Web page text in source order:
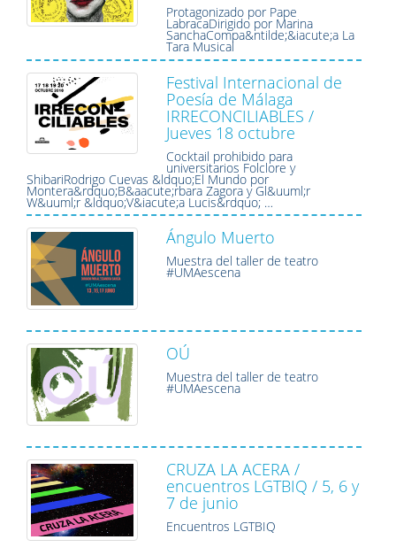
Protagonizado por Pape
LabracaDirigido por Marina
SanchaCompa&ntilde;&iacute;a La
Tara Musical
Festival Internacional de
Poesía de Málaga
IRRECONCILIABLES /
Jueves 18 octubre
Cocktail prohibido para
universitarios Folclore y
ShibariRodrigo Cuevas &ldquo;El Mundo por
Montera&rdquo;B&aacute;rbara Zagora y Gl&uuml;r
W&uuml;r &ldquo;V&iacute;a Lucis&rdquo; …
Ángulo Muerto
Muestra del taller de teatro
#UMAescena
OÚ
Muestra del taller de teatro
#UMAescena
CRUZA LA ACERA /
encuentros LGTBIQ / 5, 6 y
7 de junio
Encuentros LGTBIQ